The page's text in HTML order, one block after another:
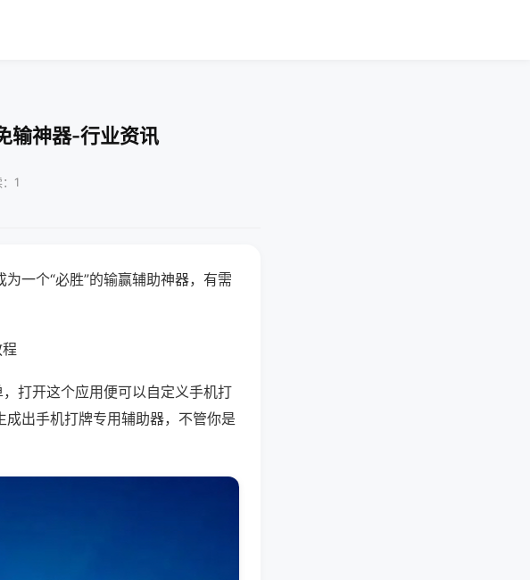
输神器-行业资讯
1
一个“必胜”的输赢辅助神器，有需
打开这个应用便可以自定义手机打
出手机打牌专用辅助器，不管你是